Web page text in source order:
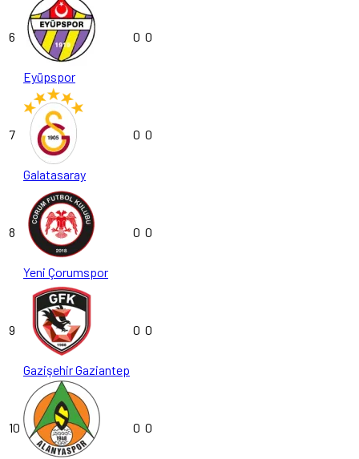
6
Eyüpspor
0 0
7
Galatasaray
0 0
8
Yeni Çorumspor
0 0
9
Gazişehir Gaziantep
0 0
10 0 0